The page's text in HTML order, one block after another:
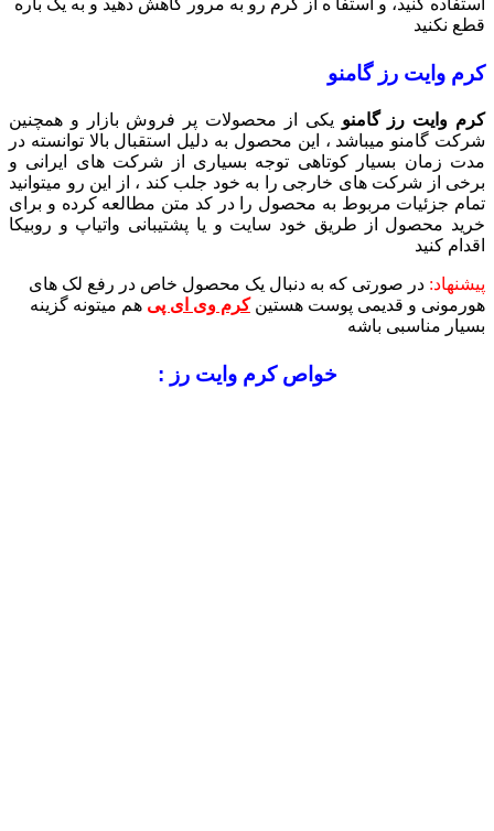
استفاده کنید، و استفا ه از کرم رو به مرور کاهش دهید و به یک باره
قطع نکنید
کرم وایت رز گامنو
کرم وایت رز گامنو یکی از محصولات پر فروش بازار و همچنین
شرکت گامنو میباشد ، این محصول به دلیل استقبال بالا توانسته در
مدت زمان بسیار کوتاهی توجه بسیاری از شرکت های ایرانی و
برخی از شرکت های خارجی را به خود جلب کند ، از این رو میتوانید
تمام جزئیات مربوط به محصول را در کد متن مطالعه کرده و برای
خرید محصول از طریق خود سایت و یا پشتیبانی واتیاپ و روبیکا
اقدام کنید
پیشنهاد: در صورتی که به دنبال یک محصول خاص در رفع لک های
هورمونی و قدیمی پوست هستینکرم وی ای پی هم میتونه گزینه
بسیار مناسبی باشه
خواص کرم وایت رز :